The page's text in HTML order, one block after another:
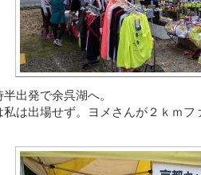
出発で余呉湖へ。
は出場せず。ヨメさんが２ｋｍフ